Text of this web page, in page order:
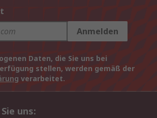
Anmelden
Daten, die Sie uns bei
stellen, werden gemäß der
verarbeitet.
uns: